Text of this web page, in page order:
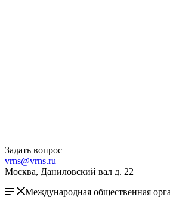
Задать вопрос
vrns@vrns.ru
Москва, Даниловский вал д. 22
Международная общественная